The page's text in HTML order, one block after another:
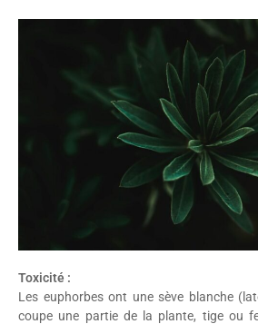
Toxicité :
Les euphorbes ont une sève blanche
coupe une partie de la plante, tige ou